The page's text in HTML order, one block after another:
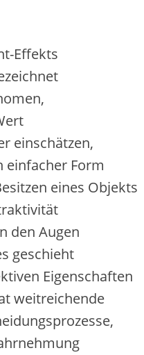
Effekts
einschätzen,
e‬infacher Form
e‬ines Objekts
d‬en Augen
geschieht
Eigenschaften
weitreichende